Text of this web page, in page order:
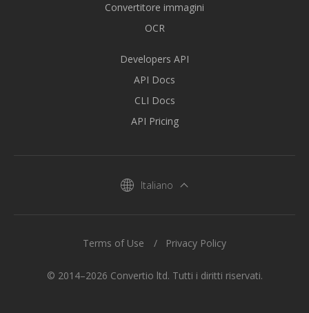
Convertitore immagini
OCR
Developers API
API Docs
CLI Docs
API Pricing
Italiano
© 2014–2026 Convertio ltd. Tutti i diritti riservati.
Terms of Use Privacy Policy